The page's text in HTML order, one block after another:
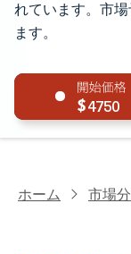
れています。市
ます。
4750
ホーム 市場